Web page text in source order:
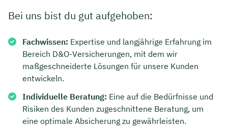
Bei uns bist du gut aufgehoben:
Fachwissen: Expertise und langjährige Erfahrung im
Bereich D&O-Versicherungen, mit dem wir
maßgeschneiderte Lösungen für unsere Kunden
entwickeln.
Individuelle Beratung: Eine auf die Bedürfnisse und
Risiken des Kunden zugeschnittene Beratung, um
eine optimale Absicherung zu gewährleisten.